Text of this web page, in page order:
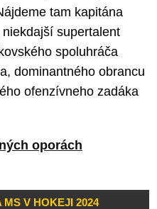
tam kapitána
supertalent
spoluhráča
dominantného obrancu
ofenzívneho zadáka
oporách
MS V HOKEJI 2024